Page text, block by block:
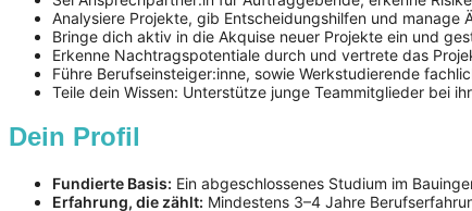
Analysiere Projekte, gib Entscheidungshilfen und manage
Bringe dich aktiv in die Akquise neuer Projekte ein und
Erkenne Nachtragspotentiale durch und vertrete das
Führe Berufseinsteiger:inne, sowie Werkstudierende
Teile dein Wissen: Unterstütze junge Teammitglieder bei
Dein Profil
Fundierte Basis: Ein abgeschlossenes Studium im
Erfahrung, die zählt: Mindestens 3–4 Jahre